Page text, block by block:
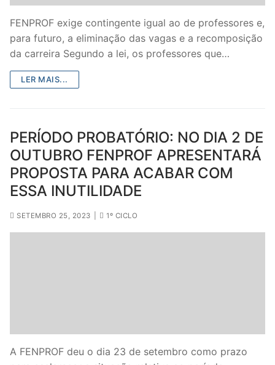
FENPROF exige contingente igual ao de professores e,
para futuro, a eliminação das vagas e a recomposição
da carreira Segundo a lei, os professores que…
LER MAIS...
PERÍODO PROBATÓRIO: NO DIA 2 DE
OUTUBRO FENPROF APRESENTARÁ
PROPOSTA PARA ACABAR COM
ESSA INUTILIDADE
SETEMBRO 25, 2023 1º CICLO
A FENPROF deu o dia 23 de setembro como prazo